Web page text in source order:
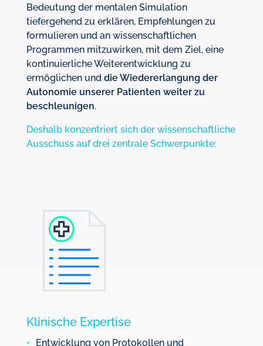
Bedeutung der mentalen Simulation
tiefergehend zu erklären, Empfehlungen zu
formulieren und an wissenschaftlichen
Programmen mitzuwirken, mit dem Ziel, eine
kontinuierliche Weiterentwicklung zu
ermöglichen und die Wiedererlangung der
Autonomie unserer Patienten weiter zu
beschleunigen.
Deshalb konzentriert sich der wissenschaftliche
Ausschuss auf drei zentrale Schwerpunkte:
Klinische Expertise
Entwicklung von Protokollen und